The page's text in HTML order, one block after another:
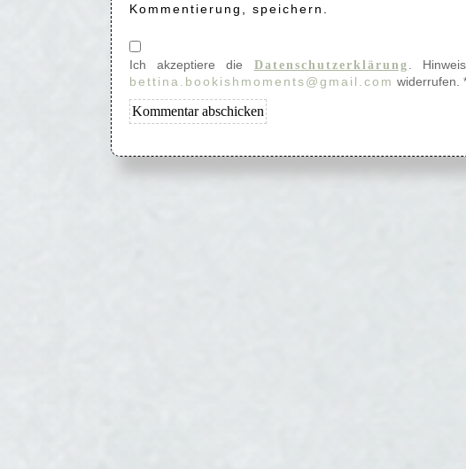
Kommentierung, speichern.
Ich akzeptiere die Datenschutzerklärung
.
bettina.bookishmoments@gmail.com widerrufen.